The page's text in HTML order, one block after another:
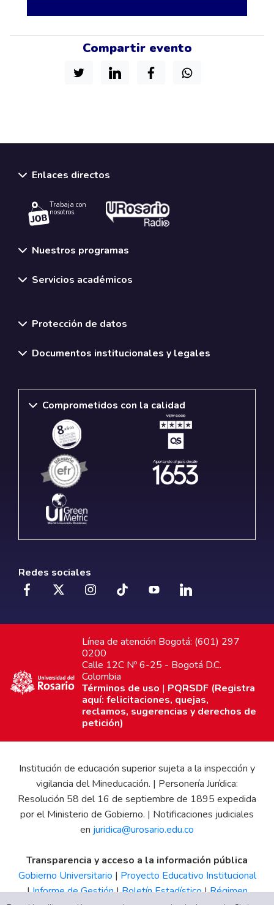
Compartir evento
Enlaces directos
Trabaja con
nosotros.
Nuestros programas
Servicios académicos
Protección de datos
Documentos institucionales y legales
Comprometidos con la calidad
Redes sociales
Línea de atención Bogotá: (601) 297
0200
Calle 12C Nº 6-25 - Bogotá D.C.
Colombia
Términos de uso | PQRSDF (Registra
aquí: felicitaciones, quejas,
reclamos, sugerencias y derechos de
petición)
Institución de educación superior sujeta a la inspección y
vigilancia del Mineducación. | Personería Jurídica:
Resolución 58 del 16 de septiembre de 1895 expedida
por el Ministerio de Gobierno. | Notificaciones judiciales
en juridica@urosario.edu.co
Transparencia y acceso a la información pública
Gobierno Universitario | Proyecto Educativo Institucional
|Informe de Gestión|Boletín Estadístico|Régimen